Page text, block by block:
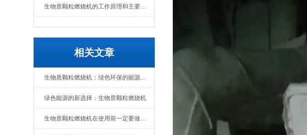
生物质颗粒燃烧机的工作原理和主要组成部分
相关文章
生物质颗粒燃烧机：绿色环保的能源转化设备
绿色能源的新选择：生物质颗粒燃烧机
生物质颗粒燃烧机在使用前一定要做好准备工作